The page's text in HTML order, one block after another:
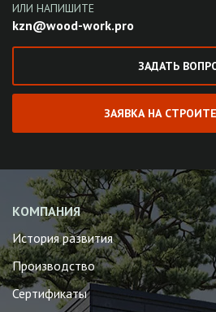
ИЛИ НАПИШИТЕ
kzn@wood-work.pro
ЗАДАТЬ
ЗАЯВКА НА
КОМПАНИЯ
История развития
Производство
Сертификаты